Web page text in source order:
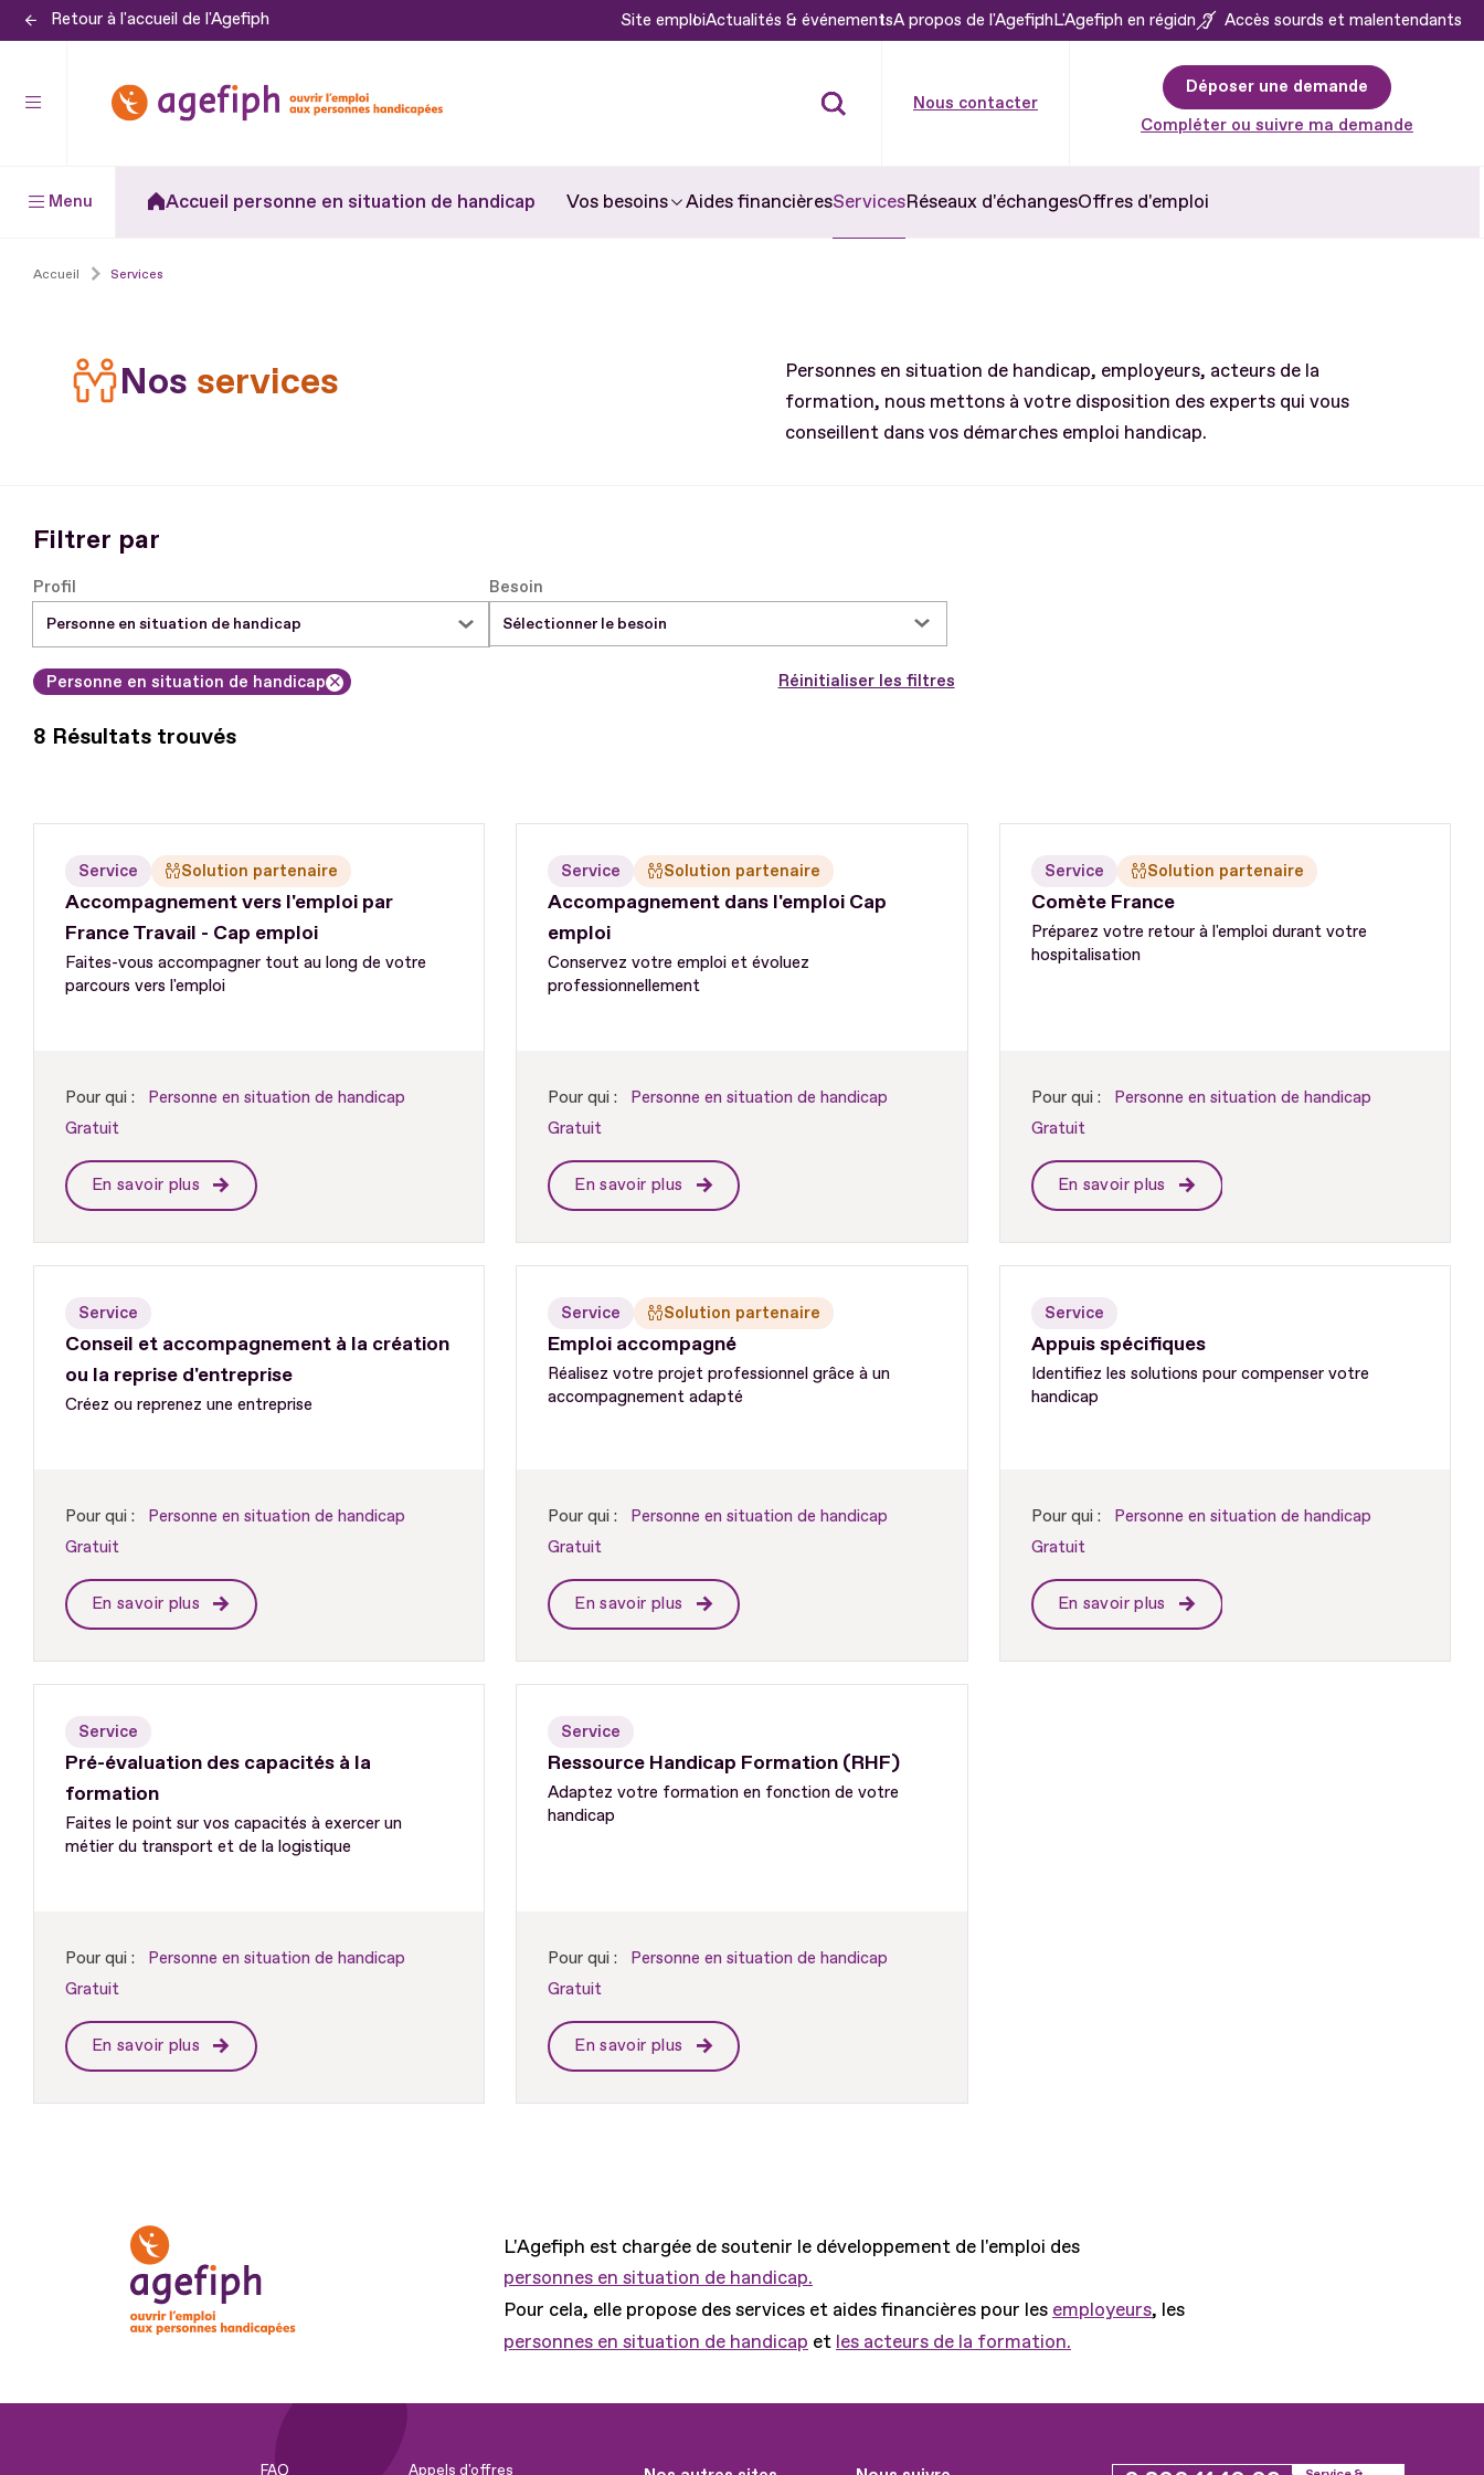
Aller
contenu
Retour à l'accueil de l'Agefiph Site emploiActualités & événementsA propos de l'AgefiphL'Agefiph en région Accès sourds et malentendants
Nous contacter
Déposer une demande
Compléter ou suivre ma demande
Menu Accueil personne en situation de handicap Vos besoins Aides financièresServicesRéseaux d'échangesOffres d'emploi
Accueil Services
Nos services
Personnes en situation de handicap, employeurs, acteurs de la
formation, nous mettons à votre disposition des experts qui vous
conseillent dans vos démarches emploi handicap.
Filtrer par
Profil Besoin
Sélectionner le besoin
Supprimer le filtre
Personne en situation de handicap Réinitialiser les filtres
8 Résultats trouvés
Accompagnement vers l'emploi par
France Travail - Cap emploi
Service Solution partenaire
Faites-vous accompagner tout au long de votre
parcours vers l'emploi
Pour qui :
Personne en situation de handicap
Gratuit
En savoir plus
Accompagnement dans l'emploi Cap
emploi
Service Solution partenaire
Conservez votre emploi et évoluez
professionnellement
Pour qui :
Personne en situation de handicap
Gratuit
En savoir plus
Comète France
Service Solution partenaire
Préparez votre retour à l'emploi durant votre
hospitalisation
Pour qui :
Personne en situation de handicap
Gratuit
En savoir plus
Conseil et accompagnement à la création
ou la reprise d'entreprise
Service
Créez ou reprenez une entreprise
Pour qui :
Personne en situation de handicap
Gratuit
En savoir plus
Emploi accompagné
Service Solution partenaire
Réalisez votre projet professionnel grâce à un
accompagnement adapté
Pour qui :
Personne en situation de handicap
Gratuit
En savoir plus
Appuis spécifiques
Service
Identifiez les solutions pour compenser votre
handicap
Pour qui :
Personne en situation de handicap
Gratuit
En savoir plus
Pré-évaluation des capacités à la
formation
Service
Faites le point sur vos capacités à exercer un
métier du transport et de la logistique
Pour qui :
Personne en situation de handicap
Gratuit
En savoir plus
Ressource Handicap Formation (RHF)
Service
Adaptez votre formation en fonction de votre
handicap
Pour qui :
Personne en situation de handicap
Gratuit
En savoir plus
L'Agefiph est chargée de soutenir le développement de l'emploi des
personnes en situation de handicap.
Pour cela, elle propose des services et aides financières pour les employeurs, les
personnes en situation de handicap et les acteurs de la formation.
FAQ Appels d'offres